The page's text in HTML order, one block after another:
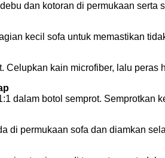
dan kotoran di permukaan serta
kecil sofa untuk memastikan
Celupkan kain microfiber, lalu
dalam botol semprot. Semprotkan
di permukaan sofa dan diamkan